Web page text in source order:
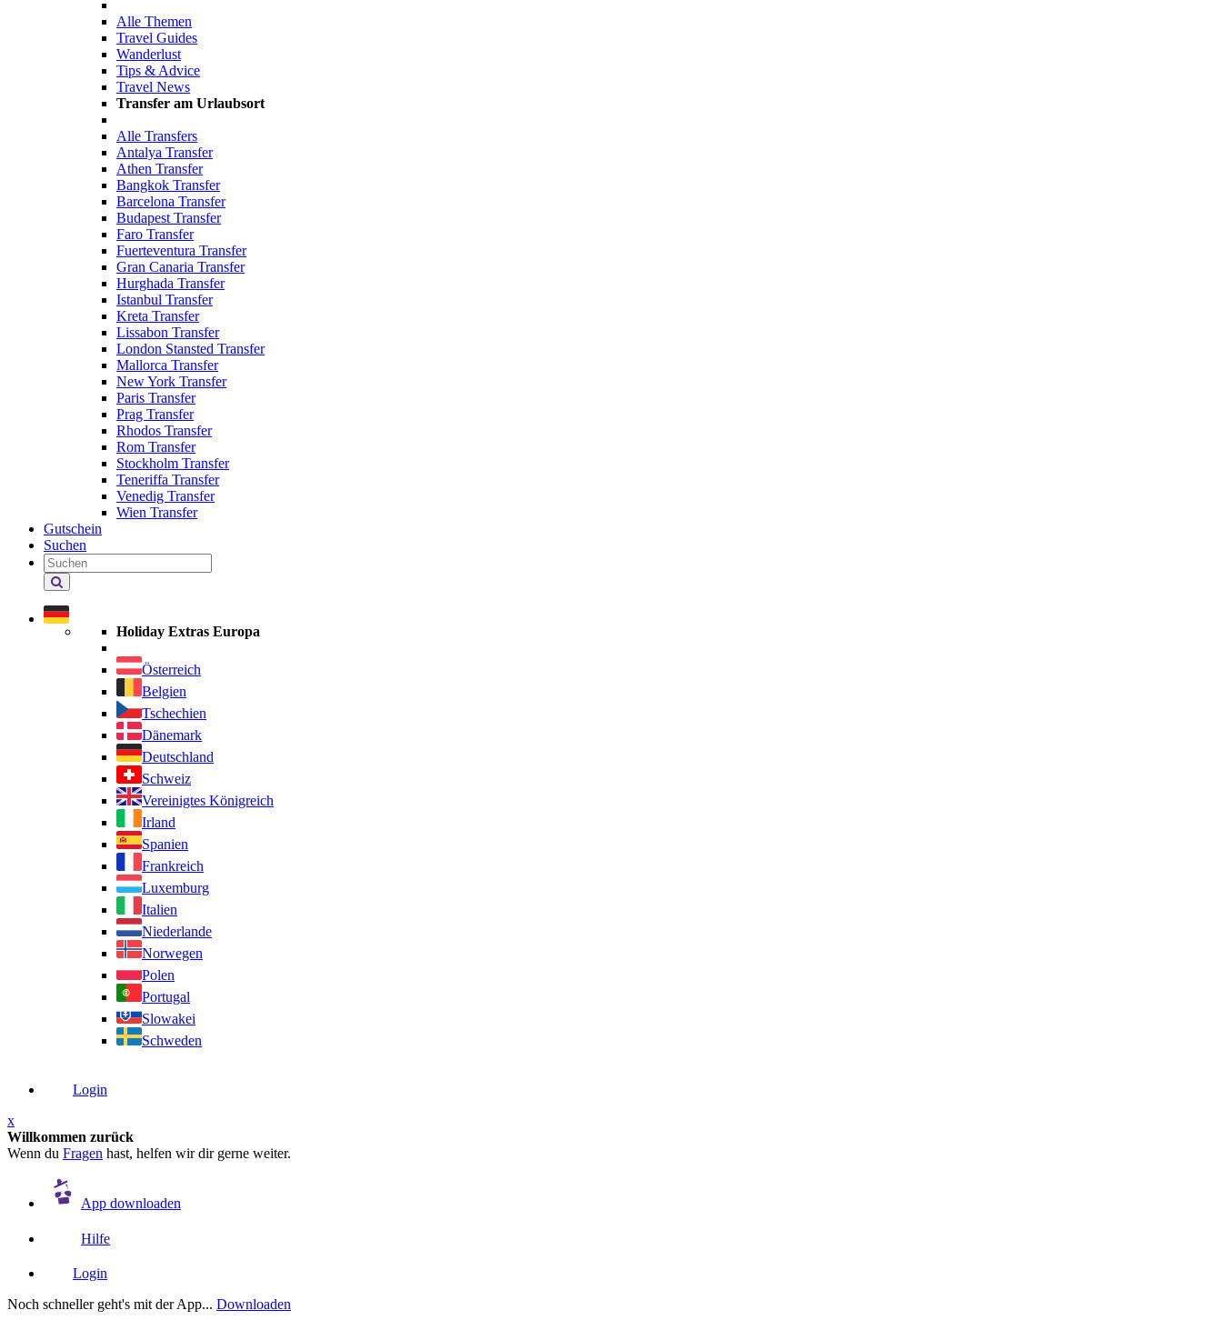
Alle Themen
Travel Guides
Wanderlust
Tips & Advice
Travel News
Transfer am Urlaubsort
Alle Transfers
Antalya Transfer
Athen Transfer
Bangkok Transfer
Barcelona Transfer
Budapest Transfer
Faro Transfer
Fuerteventura Transfer
Gran Canaria Transfer
Hurghada Transfer
Istanbul Transfer
Kreta Transfer
Lissabon Transfer
London Stansted Transfer
Mallorca Transfer
New York Transfer
Paris Transfer
Prag Transfer
Rhodos Transfer
Rom Transfer
Stockholm Transfer
Teneriffa Transfer
Venedig Transfer
Wien Transfer
Gutschein
Suchen
Holiday
Extras
durchsuchen
Holiday Extras Europa
Österreich
Belgien
Tschechien
Dänemark
Deutschland
Schweiz
Vereinigtes Königreich
Irland
Spanien
Frankreich
Luxemburg
Italien
Niederlande
Norwegen
Polen
Portugal
Slowakei
Schweden
Login
x
Willkommen zurück
Wenn du Fragen hast, helfen wir dir gerne weiter.
App downloaden
Hilfe
Login
Noch schneller geht's mit der App... Downloaden